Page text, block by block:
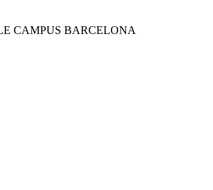
CAMPUS BARCELONA